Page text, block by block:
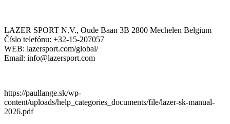
LAZER SPORT N.V., Oude Baan 3B 2800 Mechelen Belgium
Číslo telefónu: +32-15-207057
WEB: lazersport.com/global/
Email: info@lazersport.com
https://paullange.sk/wp-
content/uploads/help_categories_documents/file/lazer-sk-manual-
2026.pdf